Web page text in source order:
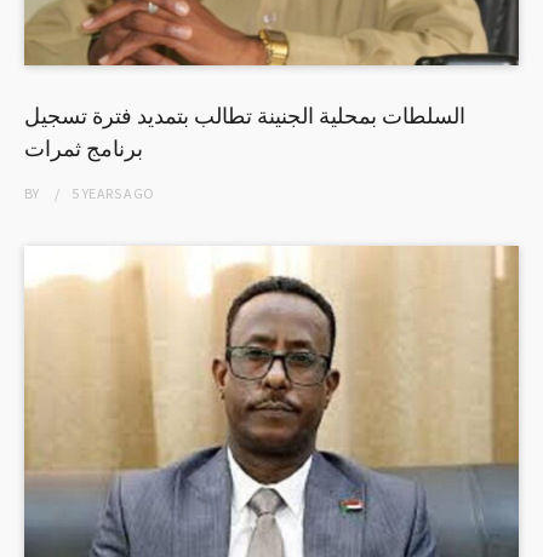
السلطات بمحلية الجنينة تطالب بتمديد فترة تسجيل
برنامج ثمرات
BY 5 YEARSAGO